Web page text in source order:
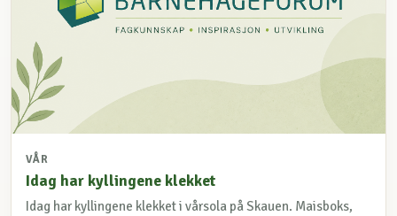
VÅR
Idag har kyllingene klekket
Idag har kyllingene klekket i vårsola på Skauen. Maisboks,